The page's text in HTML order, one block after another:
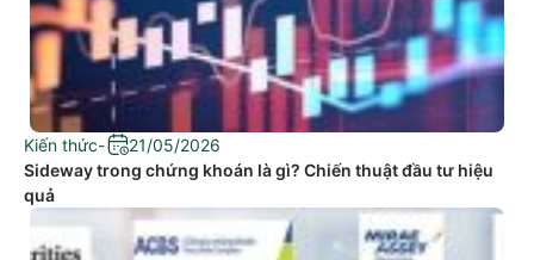
Kiến thức-
21/05/2026
Sideway trong chứng khoán là gì? Chiến thuật đầu tư hiệu
quả